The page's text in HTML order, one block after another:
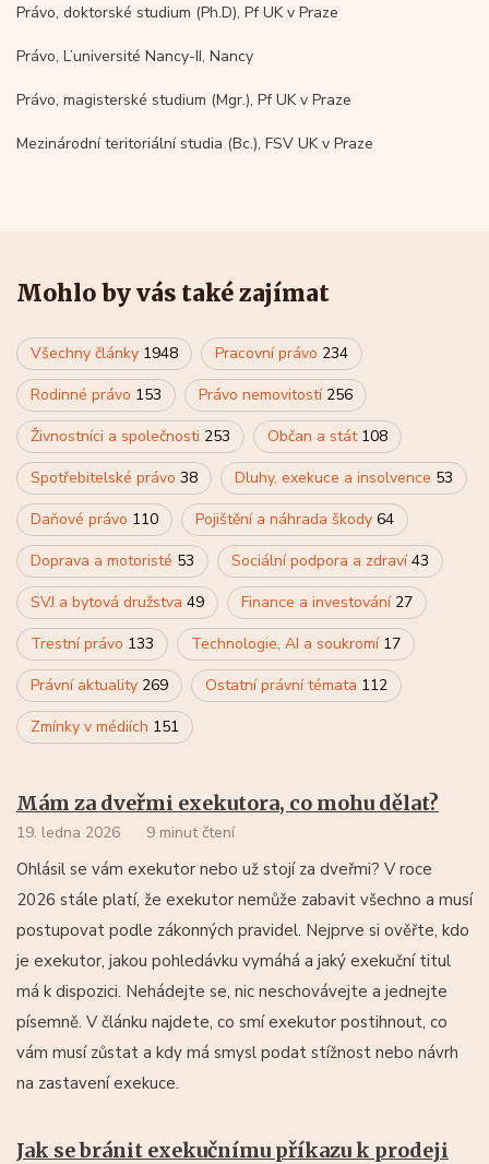
Právo, doktorské studium (Ph.D), Pf UK v Praze
Právo, L’université Nancy-II, Nancy
Právo, magisterské studium (Mgr.), Pf UK v Praze
Mezinárodní teritoriální studia (Bc.), FSV UK v Praze
Mohlo by vás také zajímat
Všechny články 1948 Pracovní právo 234
Rodinné právo 153 Právo nemovitostí 256
Živnostníci a společnosti 253 Občan a stát 108
Spotřebitelské právo 38 Dluhy, exekuce a insolvence 53
Daňové právo 110 Pojištění a náhrada škody 64
Doprava a motoristé 53 Sociální podpora a zdraví43
SVJ a bytová družstva 49 Finance a investování 27
Trestní právo 133 Technologie, AI a soukromí 17
Právní aktuality 269 Ostatní právní témata 112
Zmínky v médiích 151
Mám za dveřmi exekutora, co mohu dělat?
19. ledna 2026 9 minut čtení
Ohlásil se vám exekutor nebo už stojí za dveřmi? V roce
2026 stále platí, že exekutor nemůže zabavit všechno a musí
postupovat podle zákonných pravidel. Nejprve si ověřte, kdo
je exekutor, jakou pohledávku vymáhá a jaký exekuční titul
má k dispozici. Nehádejte se, nic neschovávejte a jednejte
písemně. V článku najdete, co smí exekutor postihnout, co
vám musí zůstat a kdy má smysl podat stížnost nebo návrh
na zastavení exekuce.
Jak se bránit exekučnímu příkazu k prodeji